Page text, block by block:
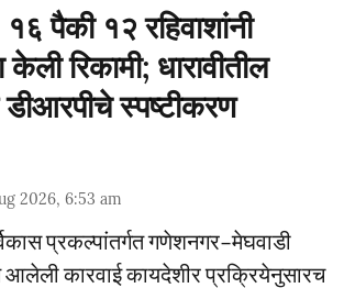
पैकी १२ रहिवाशांनी
रिकामी; धारावीतील
डीआरपीचे स्पष्टीकरण
2026, 6:53 am
प्रकल्पांतर्गत गणेशनगर–मेघवाडी
आलेली कारवाई कायदेशीर प्रक्रियेनुसारच